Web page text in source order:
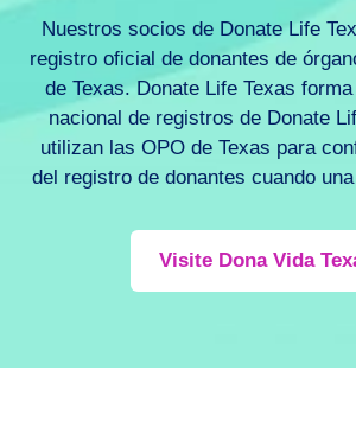
Nuestros socios de Donate Life
registro oficial de donantes de
de Texas. Donate Life Texas
nacional de registros de Donate
utilizan las OPO de Texas para
del registro de donantes cuando
Visite Dona Vida